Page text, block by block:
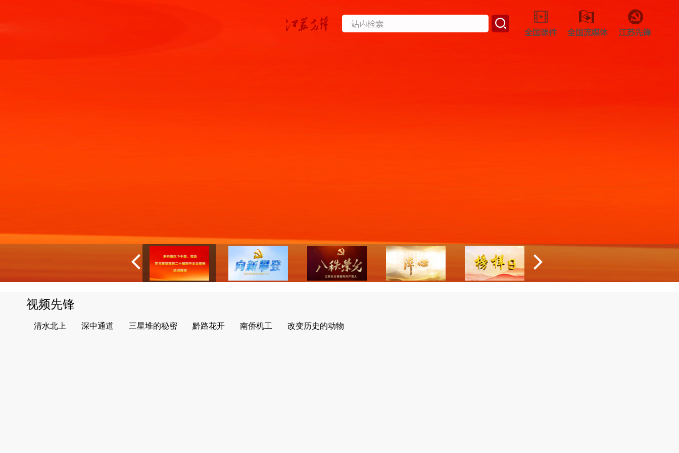
视频先锋
清水北上 深中通道 三星堆的秘密 黔路花开 南侨机工 改变历史的动物